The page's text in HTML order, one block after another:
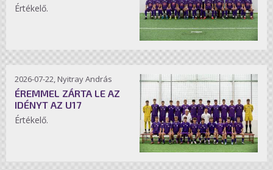
Értékelő.
2026-07-22, Nyitray András
ÉREMMEL ZÁRTA LE AZ
IDÉNYT AZ U17
Értékelő.